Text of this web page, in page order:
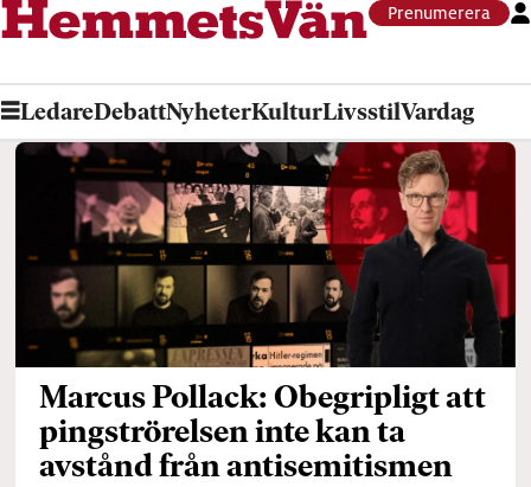
Prenumerera
LedareDebattNyheterKulturLivsstilVardag
Tag:
lewi
pethrus
Marcus Pollack: Obegripligt att
pingströrelsen inte kan ta
avstånd från antisemitismen